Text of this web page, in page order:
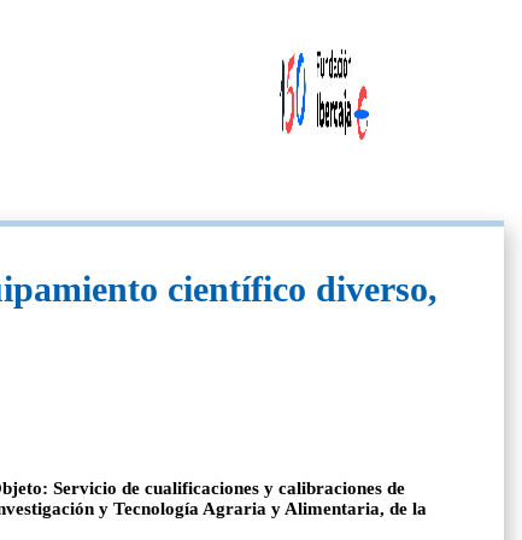
científico diverso,
Servicio de cualificaciones y calibraciones de
y Tecnología Agraria y Alimentaria, de la